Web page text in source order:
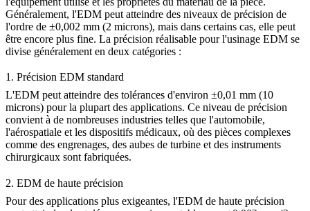
Généralement, l'EDM peut atteindre des niveaux de précision de
l'ordre de ±0,002 mm (2 microns), mais dans certains cas, elle peut
être encore plus fine. La précision réalisable pour l'usinage EDM se
divise généralement en deux catégories :
1. Précision EDM standard
L'EDM peut atteindre des tolérances d'environ ±0,01 mm (10
microns) pour la plupart des applications. Ce niveau de précision
convient à de nombreuses industries telles que l'automobile,
l'aérospatiale et les dispositifs médicaux, où des pièces complexes
comme des engrenages, des aubes de turbine et des instruments
chirurgicaux sont fabriquées.
2. EDM de haute précision
Pour des applications plus exigeantes, l'EDM de haute précision